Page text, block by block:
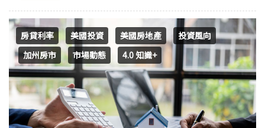
房貸利率 美國投資 美國房地產
投資風向
加州房市
市場動態 4.0 知識+